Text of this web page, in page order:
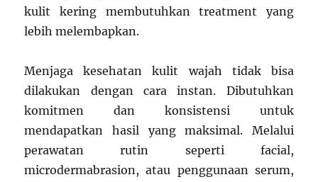
kulit kering membutuhkan treatment yang
lebih melembapkan.
Menjaga kesehatan kulit wajah tidak bisa
dilakukan dengan cara instan. Dibutuhkan
komitmen dan konsistensi untuk
mendapatkan hasil yang maksimal. Melalui
perawatan rutin seperti facial,
microdermabrasion, atau penggunaan serum,